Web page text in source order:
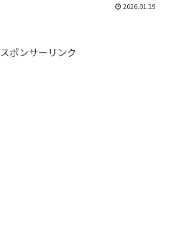
2026.01.19
スポンサーリンク